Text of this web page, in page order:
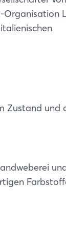
Organisation
Zustand und